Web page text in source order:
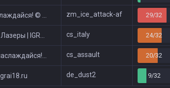
© Zombie Show zm_ice_attack-af 29/32
IGRAI18.RU ツ █ cs_italy 24/32
© Classic cs_assault 20/32
de_dust2 9/32